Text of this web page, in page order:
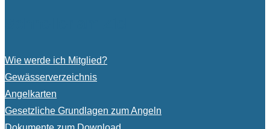
Wie werde ich Mitglied?
Gewässerverzeichnis
Angelkarten
Gesetzliche Grundlagen zum Angeln